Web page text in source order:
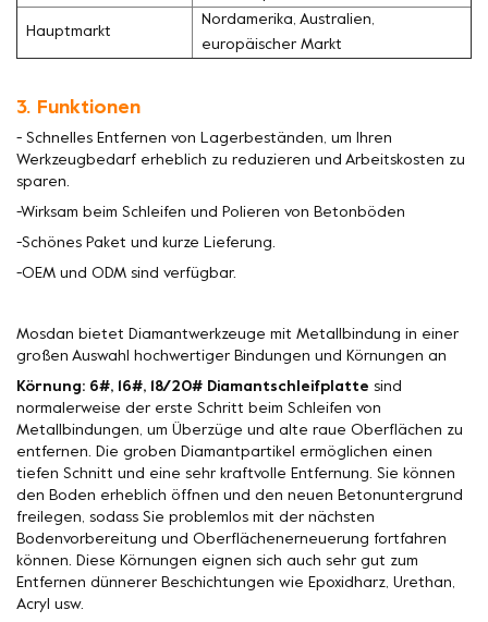
Hauptmarkt
Nordamerika, Australien,
europäischer Markt
3. Funktionen
- Schnelles Entfernen von Lagerbeständen, um Ihren
Werkzeugbedarf erheblich zu reduzieren und Arbeitskosten zu
sparen.
-Wirksam beim Schleifen und Polieren von Betonböden
-Schönes Paket und kurze Lieferung.
-OEM und ODM sind verfügbar.
Mosdan bietet Diamantwerkzeuge mit Metallbindung in einer
großen Auswahl hochwertiger Bindungen und Körnungen an
Körnung: 6#, 16#, 18/20# Diamantschleifplatte sind
normalerweise der erste Schritt beim Schleifen von
Metallbindungen, um Überzüge und alte raue Oberflächen zu
entfernen. Die groben Diamantpartikel ermöglichen einen
tiefen Schnitt und eine sehr kraftvolle Entfernung. Sie können
den Boden erheblich öffnen und den neuen Betonuntergrund
freilegen, sodass Sie problemlos mit der nächsten
Bodenvorbereitung und Oberflächenerneuerung fortfahren
können. Diese Körnungen eignen sich auch sehr gut zum
Entfernen dünnerer Beschichtungen wie Epoxidharz, Urethan,
Acryl usw.